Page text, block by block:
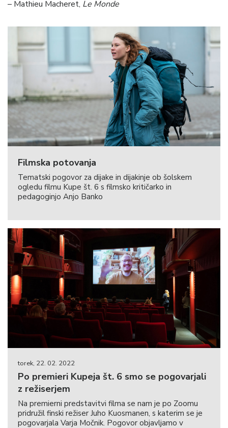
– Mathieu Macheret, Le Monde
Filmska potovanja
Tematski pogovor za dijake in dijakinje ob šolskem
ogledu filmu Kupe št. 6 s filmsko kritičarko in
pedagoginjo Anjo Banko
torek, 22. 02. 2022
Po premieri Kupeja št. 6 smo se pogovarjali
z režiserjem
Na premierni predstavitvi filma se nam je po Zoomu
pridružil finski režiser Juho Kuosmanen, s katerim se je
pogovarjala Varja Močnik. Pogovor objavljamo v